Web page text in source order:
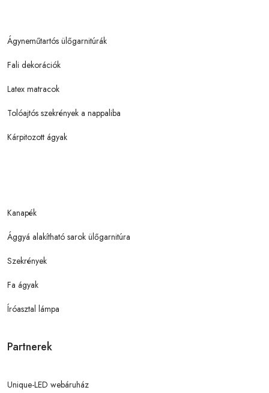
Ágyneműtartós ülőgarnitúrák
Fali dekorációk
Latex matracok
Tolóajtós szekrények a nappaliba
Kárpitozott ágyak
Kanapék
Ággyá alakítható sarok ülőgarnitúra
Szekrények
Fa ágyak
Íróasztal lámpa
Partnerek
Unique-LED webáruház